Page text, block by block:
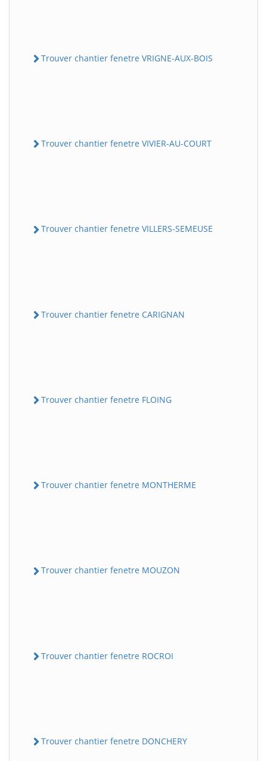
Trouver chantier fenetre VRIGNE-AUX-BOIS
Trouver chantier fenetre VIVIER-AU-COURT
Trouver chantier fenetre VILLERS-SEMEUSE
Trouver chantier fenetre CARIGNAN
Trouver chantier fenetre FLOING
Trouver chantier fenetre MONTHERME
Trouver chantier fenetre MOUZON
Trouver chantier fenetre ROCROI
Trouver chantier fenetre DONCHERY